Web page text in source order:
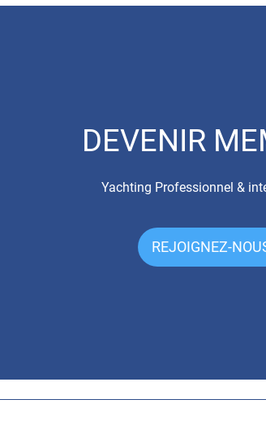
DEVENIR
Yachting Professionnel &
REJOIGNEZ-